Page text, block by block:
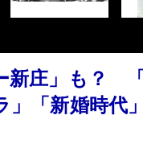
新庄」も？
」「新婚時